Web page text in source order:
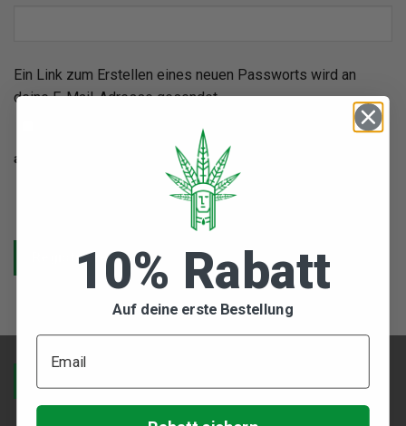
Ein Link zum Erstellen eines neuen Passworts wird an
deine E-Mail-Adresse gesendet.
Ja, ich möchte ein Kundenkonto eröffnen und
akzeptiere die
Datenschutzerklärung
Registrieren10% Rabatt
Auf deine erste Bestellung